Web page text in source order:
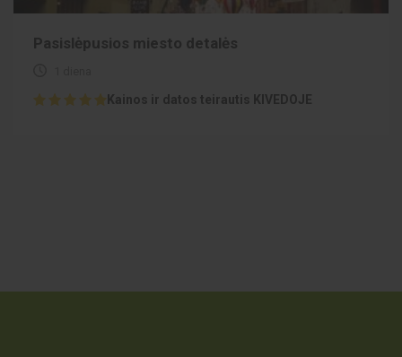
Pasislėpusios miesto detalės
Kainos ir datos teirautis KIVEDOJE